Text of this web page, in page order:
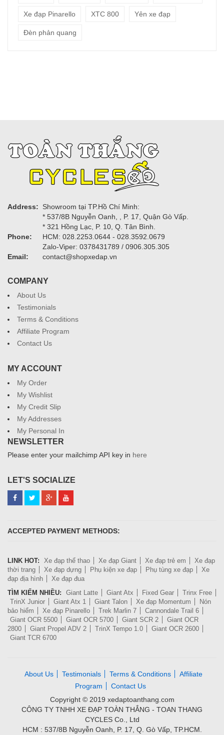
Xe đạp Pinarello XTC 800 Yên xe đạp
Đèn phản quang
Address:
Showroom tại TP.Hồ Chí Minh:
* 537/8B Nguyễn Oanh, , P. 17, Quận Gò Vấp.
* 321 Hồng Lạc, P. 10, Q. Tân Bình.
Phone:
HCM: 028.2253.0644 - 028.3592.0679
Zalo-Viper: 0378431789 / 0906.305.305
Email:
contact@shopxedap.vn
COMPANY
About Us
Testimonials
Terms & Conditions
Affiliate Program
Contact Us
MY ACCOUNT
My Order
My Wishlist
My Credit Slip
My Addresses
My Personal In
NEWSLETTER
Please enter your mailchimp API key in here
LET'S SOCIALIZE
ACCEPTED PAYMENT METHODS:
LINK HOT: Xe đạp thể thao Xe đạp Giant Xe đạp trẻ em
Xe đạp
thời trang
Xe đạp dựng Phụ kiện xe đạp Phụ tùng xe đạp
Xe
đạp địa hình
Xe đạp đua
TÌM KIẾM NHIỀU:
Giant Latte Giant Atx Fixed Gear
Trinx Free
TrinX Junior
Giant Atx 1 Giant Talon Xe đạp Momentum
Nón
bảo hiểm
Xe đạp Pinarello Trek Marlin 7
Cannondale Trail 6
Giant OCR 5500
Giant OCR 5700 Giant SCR 2
Giant OCR
2800
Giant Propel ADV 2 TrinX Tempo 1.0
Giant OCR 2600
Giant TCR 6700
About Us Testimonials Terms & Conditions
Affiliate
Program
Contact Us
Copyright © 2019 xedaptoanthang.com
CÔNG TY TNHH XE ĐẠP TOÀN THẮNG - TOAN THANG
CYCLES Co., Ltd
HCM : 537/8B Nguyễn Oanh, P. 17, Q. Gò Vấp, TP.HCM.